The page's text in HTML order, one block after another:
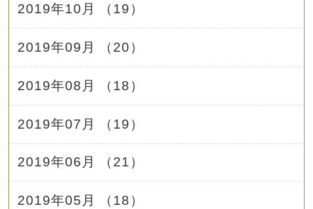
2019年10月 （19）
2019年09月 （20）
2019年08月 （18）
2019年07月 （19）
2019年06月 （21）
2019年05月 （18）